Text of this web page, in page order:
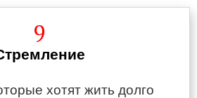
9
хотят жить долго